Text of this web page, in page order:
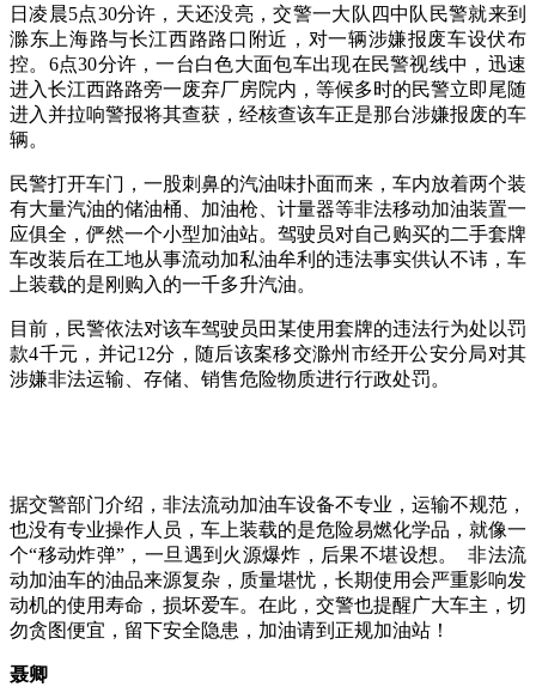
日凌晨5点30分许，天还没亮，交警一大队四中队民警就来到
滁东上海路与长江西路路口附近，对一辆涉嫌报废车设伏布
控。6点30分许，一台白色大面包车出现在民警视线中，迅速
进入长江西路路旁一废弃厂房院内，等候多时的民警立即尾随
进入并拉响警报将其查获，经核查该车正是那台涉嫌报废的车
辆。
民警打开车门，一股刺鼻的汽油味扑面而来，车内放着两个装
有大量汽油的储油桶、加油枪、计量器等非法移动加油装置一
应俱全，俨然一个小型加油站。驾驶员对自己购买的二手套牌
车改装后在工地从事流动加私油牟利的违法事实供认不讳，车
上装载的是刚购入的一千多升汽油。
目前，民警依法对该车驾驶员田某使用套牌的违法行为处以罚
款4千元，并记12分，随后该案移交滁州市经开公安分局对其
涉嫌非法运输、存储、销售危险物质进行行政处罚。
据交警部门介绍，非法流动加油车设备不专业，运输不规范，
也没有专业操作人员，车上装载的是危险易燃化学品，就像一
个“移动炸弹”，一旦遇到火源爆炸，后果不堪设想。 非法流
动加油车的油品来源复杂，质量堪忧，长期使用会严重影响发
动机的使用寿命，损坏爱车。在此，交警也提醒广大车主，切
勿贪图便宜，留下安全隐患，加油请到正规加油站！
聂卿